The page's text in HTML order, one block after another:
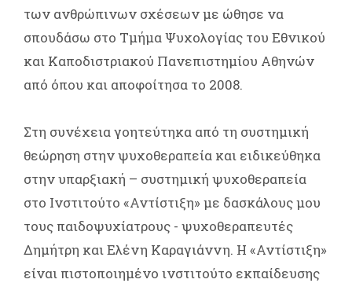
των ανθρώπινων σχέσεων με ώθησε να
σπουδάσω στο Τμήμα Ψυχολογίας του Εθνικού
και Καποδιστριακού Πανεπιστημίου Αθηνών
από όπου και αποφοίτησα το 2008.
Στη συνέχεια γοητεύτηκα από τη συστημική
θεώρηση στην ψυχοθεραπεία και ειδικεύθηκα
στην υπαρξιακή – συστημική ψυχοθεραπεία
στο Ινστιτούτο «Αντίστιξη» με δασκάλους μου
τους παιδοψυχίατρους - ψυχοθεραπευτές
Δημήτρη και Ελένη Καραγιάννη. Η «Αντίστιξη»
είναι πιστοποιημένο ινστιτούτο εκπαίδευσης